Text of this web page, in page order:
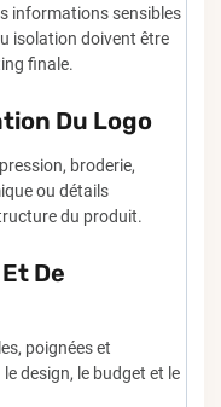
informations sensibles
isolation doivent être
finale.
Du Logo
broderie,
ou détails
du produit.
De
poignées et
design, le budget et le